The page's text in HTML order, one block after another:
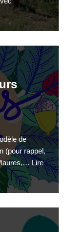
de
(pour rappel,
Lire